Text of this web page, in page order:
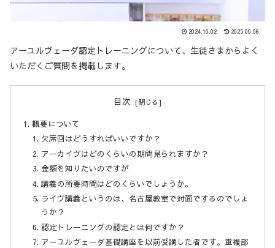
2024.10.02 2025.09.06
アーユルヴェーダ認定トレーニングについて、生徒さまからよく
いただくご質問を掲載します。
目次
概要について
欠席回はどうすればいいですか？
アーカイヴはどのくらいの期間見られますか？
金額を知りたいのですが
講義の所要時間はどのくらいでしょうか。
ライヴ講義というのは、名古屋教室で対面でするのでしょ
うか？
認定トレーニングの認定とは何ですか？
アーユルヴェーダ基礎講座を以前受講した者です。重複部